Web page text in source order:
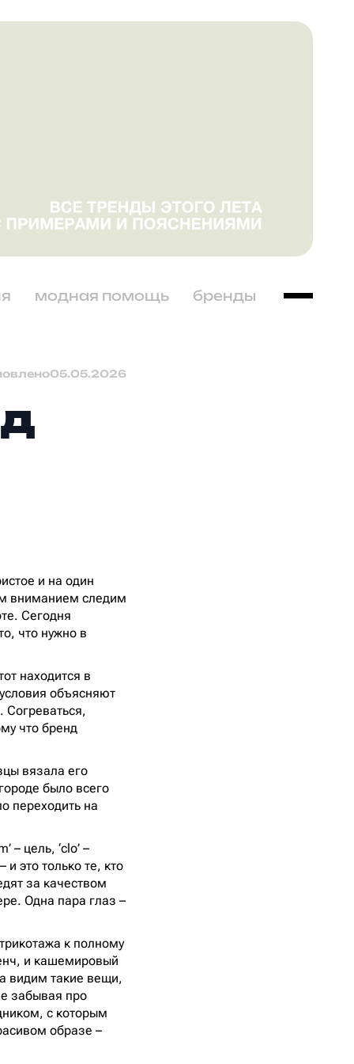
модная помощь бренды
05.05.2026
и на один
вниманием следим
Сегодня
что нужно в
находится в
объясняют
Согреваться,
что бренд
вязала его
было всего
переходить на
– цель, ‘clo’ –
это только те, кто
за качеством
Одна пара глаз –
к полному
и кашемировый
видим такие вещи,
забывая про
с которым
образе –